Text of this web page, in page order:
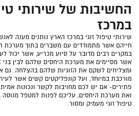
החשיבות של שירותי
במרכז
‏שירותי טיפול זוגי במרכז הארץ נותנים מענה
חייהם אשר מתמודדים עם משברים בתוך מערכת
במקרים רבים מדובר על סיוע מכריע, אשר יכול
אשר מסיימים את מערכת היחסים שלהם לבין בני
ומצליחים לשקם ‏את הזוגיות שלהם בהצלחה. ‏גם
מורכבת במיוחד, ועל קונפליקטים קשים אשר
פתירים- אם יש לכם מחויבות לקשר ונכונות
ואת מערכת היחסים, עליכם לפנות למטפל
טיפול זוגי מעמיק ומסור.